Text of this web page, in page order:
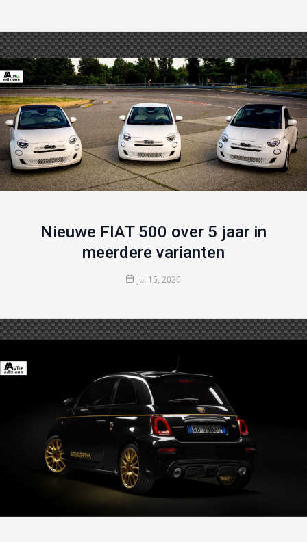
Nieuwe FIAT 500 over 5 jaar in
meerdere varianten
jul 15, 2026